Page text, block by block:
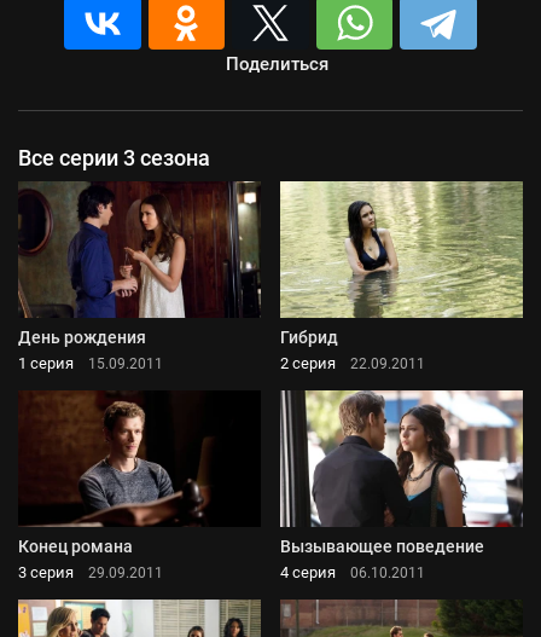
Поделиться
Все серии 3 сезона
День рождения
1 серия 15.09.2011
Гибрид
2 серия 22.09.2011
Конец романа
3 серия 29.09.2011
Вызывающее поведение
4 серия 06.10.2011